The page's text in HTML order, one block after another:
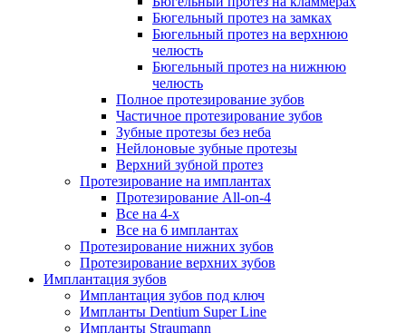
Бюгельный протез на замках
Бюгельный протез на верхнюю
челюсть
Бюгельный протез на нижнюю
челюсть
Полное протезирование зубов
Частичное протезирование зубов
Зубные протезы без неба
Нейлоновые зубные протезы
Верхний зубной протез
Протезирование на имплантах
Протезирование All-on-4
Все на 4-х
Все на 6 имплантах
Протезирование нижних зубов
Протезирование верхних зубов
Имплантация зубов
Имплантация зубов под ключ
Импланты Dentium Super Line
Импланты Straumann